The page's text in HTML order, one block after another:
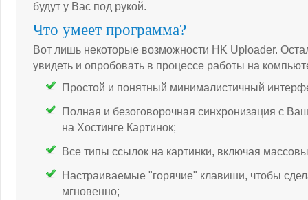
будут у Вас под рукой.
Что умеет программа?
Вот лишь некоторые возможности HK Uploader.
увидеть и опробовать в процессе работы на
Простой и понятный минималистичный
Полная и безоговорочная синхронизация с
на Хостинге Картинок;
Все типы ссылок на картинки, включая
Настраиваемые "горячие" клавиши, чтобы
мгновенно;